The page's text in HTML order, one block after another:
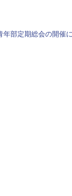
年部定期総会の開催